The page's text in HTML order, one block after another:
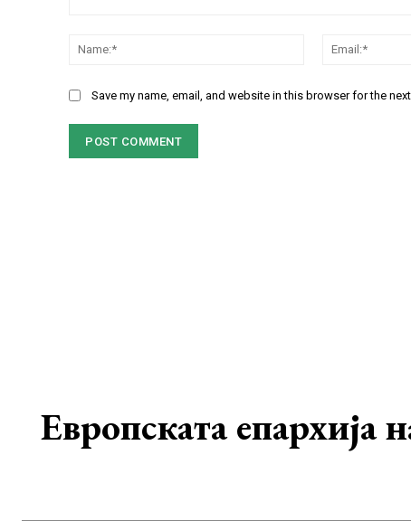
Name:*
Save my name, email, and website in this browser for the